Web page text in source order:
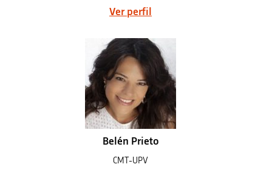
Ver perfil
Belén Prieto
CMT-UPV